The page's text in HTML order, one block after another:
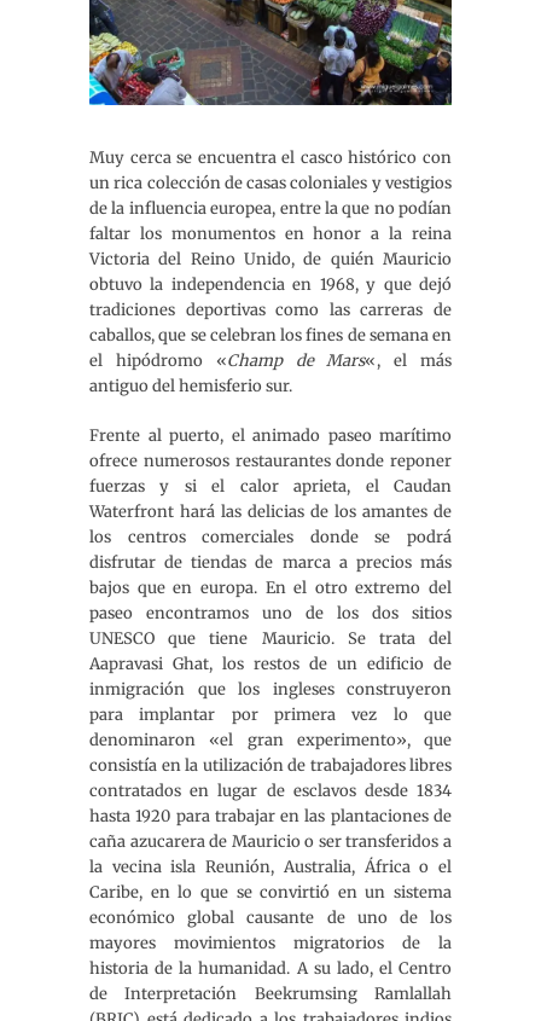
Muy cerca se encuentra el casco histórico con
un rica colección de casas coloniales y vestigios
de la influencia europea, entre la que no podían
faltar los monumentos en honor a la reina
Victoria del Reino Unido, de quién Mauricio
obtuvo la independencia en 1968, y que dejó
tradiciones deportivas como las carreras de
caballos, que se celebran los fines de semana en
el hipódromo «Champ de Mars«, el más
antiguo del hemisferio sur.
Frente al puerto, el animado paseo marítimo
ofrece numerosos restaurantes donde reponer
fuerzas y si el calor aprieta, el Caudan
Waterfront hará las delicias de los amantes de
los centros comerciales donde se podrá
disfrutar de tiendas de marca a precios más
bajos que en europa. En el otro extremo del
paseo encontramos uno de los dos sitios
UNESCO que tiene Mauricio. Se trata del
Aapravasi Ghat, los restos de un edificio de
inmigración que los ingleses construyeron
para implantar por primera vez lo que
denominaron «el gran experimento», que
consistía en la utilización de trabajadores libres
contratados en lugar de esclavos desde 1834
hasta 1920 para trabajar en las plantaciones de
caña azucarera de Mauricio o ser transferidos a
la vecina isla Reunión, Australia, África o el
Caribe, en lo que se convirtió en un sistema
económico global causante de uno de los
mayores movimientos migratorios de la
historia de la humanidad. A su lado, el Centro
de Interpretación Beekrumsing Ramlallah